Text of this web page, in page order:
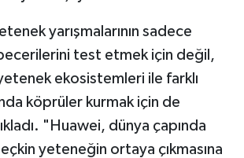
yarışmalarının sadece
becerilerini test etmek için değil,
ekosistemleri ile farklı
köprüler kurmak için de
"Huawei, dünya çapında
yeteneğin ortaya çıkmasına